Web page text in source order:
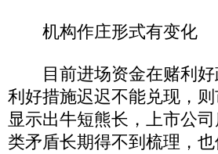
机构作庄形式有变化
目前进场资金在赌利好
利好措施迟迟不能兑现，
显示出牛短熊长，上市公
类矛盾长期得不到梳理，